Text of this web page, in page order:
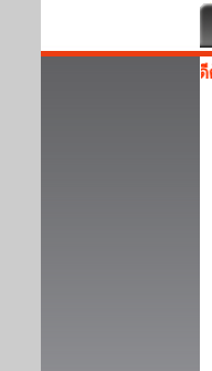
สหกิจศึกษา ยินดีต้อนรับ